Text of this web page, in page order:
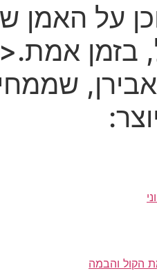
על האמן
הקול והבמה